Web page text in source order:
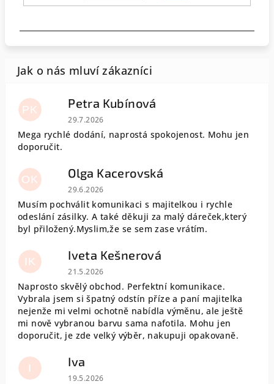
PK Petra Kubínová
Hodnocení obchodu je 5 z 5 hvězdiček.
29.7.2026
Mega rychlé dodání, naprostá spokojenost. Mohu jen
doporučit.
OK Olga Kacerovská
Hodnocení obchodu je 5 z 5 hvězdiček.
29.6.2026
Musím pochválit komunikaci s majitelkou i rychle
odeslání zásilky. A také děkuji za malý dáreček,který
byl přiložený.Myslim,že se sem zase vrátím.
IK Iveta Kešnerová
Hodnocení obchodu je 5 z 5 hvězdiček.
21.5.2026
Naprosto skvělý obchod. Perfektní komunikace.
Vybrala jsem si špatný odstín příze a paní majitelka
nejenže mi velmi ochotně nabídla výměnu, ale ještě
mi nově vybranou barvu sama nafotila. Mohu jen
doporučit, je zde velký výběr, nakupuji opakovaně.
I Iva
Hodnocení obchodu je 5 z 5 hvězdiček.
19.5.2026